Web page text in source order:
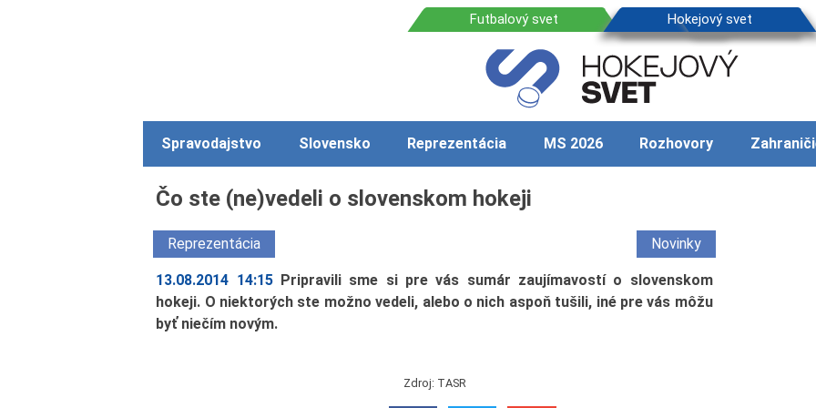
Spravodajstvo Slovensko Reprezentácia MS 2026 Rozhovory
Čo ste (ne)vedeli o slovenskom hokeji
Reprezentácia Novinky
13.08.2014 14:15 Pripravili sme si pre vás sumár zaujímavostí o slovenskom
hokeji. O niektorých ste možno vedeli, alebo o nich aspoň tušili, iné pre vás môžu
byť niečím novým.
Zdroj: TASR